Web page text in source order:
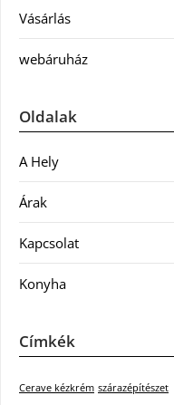
Vásárlás
webáruház
Oldalak
A Hely
Árak
Kapcsolat
Konyha
Címkék
Cerave kézkrém szárazépítészet